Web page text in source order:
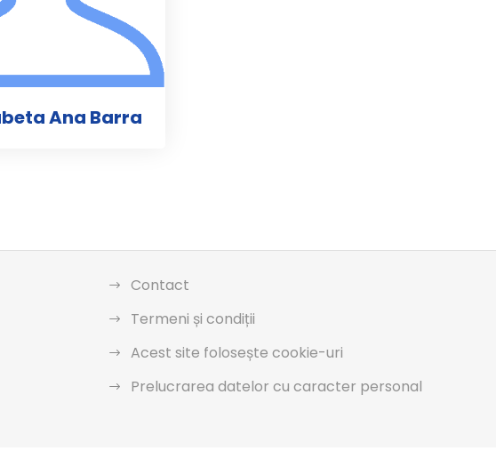
Ana Barra
Contact
Termeni și condiții
Acest site folosește cookie-uri
Prelucrarea datelor cu caracter personal